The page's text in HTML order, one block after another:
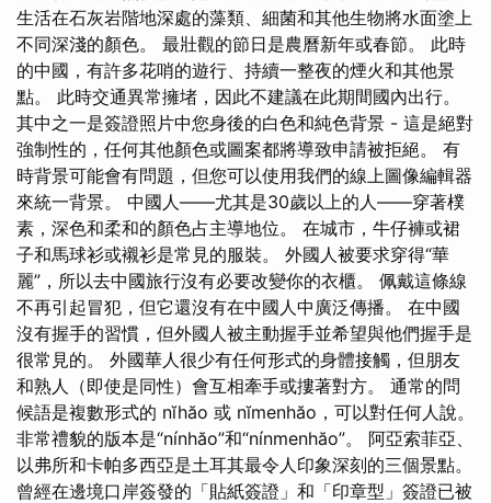
生活在石灰岩階地深處的藻類、細菌和其他生物將水面塗上
不同深淺的顏色。 最壯觀的節日是農曆新年或春節。 此時
的中國，有許多花哨的遊行、持續一整夜的煙火和其他景
點。 此時交通異常擁堵，因此不建議在此期間國內出行。
其中之一是簽證照片中您身後的白色和純色背景 - 這是絕對
強制性的，任何其他顏色或圖案都將導致申請被拒絕。 有
時背景可能會有問題，但您可以使用我們的線上圖像編輯器
來統一背景。 中國人——尤其是30歲以上的人——穿著樸
素，深色和柔和的顏色占主導地位。 在城市，牛仔褲或裙
子和馬球衫或襯衫是常見的服裝。 外國人被要求穿得“華
麗”，所以去中國旅行沒有必要改變你的衣櫃。 佩戴這條線
不再引起冒犯，但它還沒有在中國人中廣泛傳播。 在中國
沒有握手的習慣，但外國人被主動握手並希望與他們握手是
很常見的。 外國華人很少有任何形式的身體接觸，但朋友
和熟人（即使是同性）會互相牽手或摟著對方。 通常的問
候語是複數形式的 nĭhăo 或 nĭmenhăo，可以對任何人說。
非常禮貌的版本是“nínhăo”和“nínmenhăo”。 阿亞索菲亞、
以弗所和卡帕多西亞是土耳其最令人印象深刻的三個景點。
曾經在邊境口岸簽發的「貼紙簽證」和「印章型」簽證已被